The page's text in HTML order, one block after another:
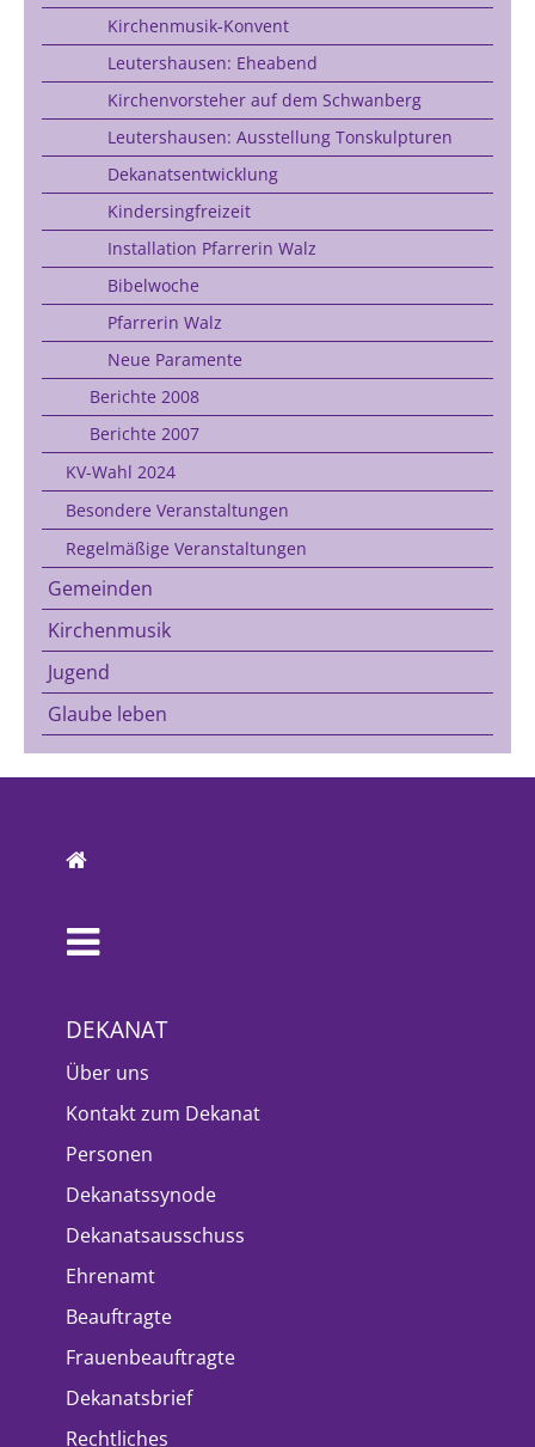
Kirchenmusik-Konvent
Leutershausen: Eheabend
Kirchenvorsteher auf dem Schwanberg
Leutershausen: Ausstellung Tonskulpturen
Dekanatsentwicklung
Kindersingfreizeit
Installation Pfarrerin Walz
Bibelwoche
Pfarrerin Walz
Neue Paramente
Berichte 2008
Berichte 2007
KV-Wahl 2024
Besondere Veranstaltungen
Regelmäßige Veranstaltungen
Gemeinden
Kirchenmusik
Jugend
Glaube leben
DEKANAT
Über uns
Kontakt zum Dekanat
Personen
Dekanatssynode
Dekanatsausschuss
Ehrenamt
Beauftragte
Frauenbeauftragte
Dekanatsbrief
Rechtliches